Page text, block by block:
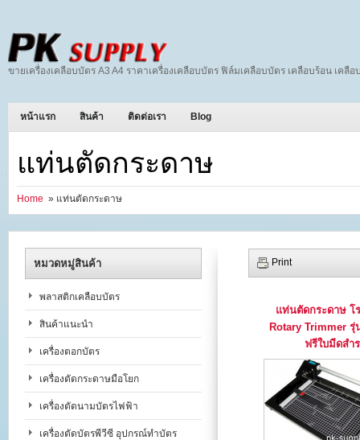
ขายเครื่องเคลือบบัตร A3 A4 ราคาเครื่องเคลือบบัตร ฟิล์มเคลือบบัตร เคลือบร้อน เคลือ
หน้าแรก สินค้า ติดต่อเรา Blog
แท่นตัดกระดาษ
Home » แท่นตัดกระดาษ
Print
แท่นตัดกระดาษ โ
Rotary Trimmer รุ่
ฟรีใบมีดสำ
หมวดหมู่สินค้า
พลาสติกเคลือบบัตร
สินค้าแนะนำ
เครื่องตอกบัตร
เครื่องตัดกระดาษมือโยก
เครื่องตัดนามบัตรไฟฟ้า
เครื่องตัดบัตรพีวีซี อุปกรณ์ทำบัตร